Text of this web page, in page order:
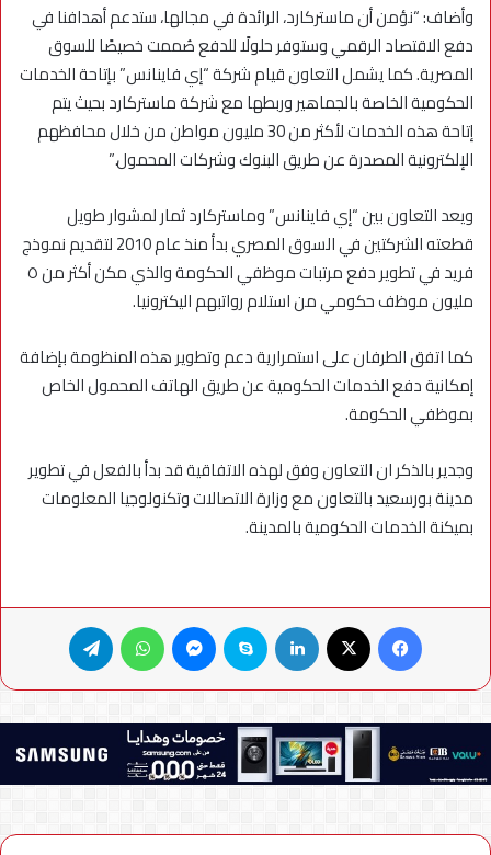
وأضاف: “نؤمن أن ماستركارد، الرائدة في مجالها، ستدعم أهدافنا في
دفع الاقتصاد الرقمي وستوفر حلولًا للدفع صُممت خصيصًا للسوق
المصرية. كما يشمل التعاون قيام شركة “إي فاينانس” بإتاحة الخدمات
الحكومية الخاصة بالجماهير وربطها مع شركة ماستركارد بحيث يتم
إتاحة هذه الخدمات لأكثر من 30 مليون مواطن من خلال محافظهم
الإلكترونية المصدرة عن طريق البنوك وشركات المحمول.”
ويعد التعاون بين “إي فاينانس” وماستركارد ثمار لمشوار طويل
قطعته الشركتين في السوق المصري بدأ منذ عام 2010 لتقديم نموذج
فريد في تطوير دفع مرتبات موظفي الحكومة والذي مكن أكثر من ٥
مليون موظف حكومي من استلام رواتبهم اليكترونيا.
كما اتفق الطرفان على استمرارية دعم وتطوير هذه المنظومة بإضافة
إمكانية دفع الخدمات الحكومية عن طريق الهاتف المحمول الخاص
بموظفي الحكومة.
وجدير بالذكر ان التعاون وفق لهذه الاتفاقية قد بدأ بالفعل في تطوير
مدينة بورسعيد بالتعاون مع وزارة الاتصالات وتكنولوجيا المعلومات
بميكنة الخدمات الحكومية بالمدينة.
فيسبوك لينكدإن سكايب ماسنجر واتساب